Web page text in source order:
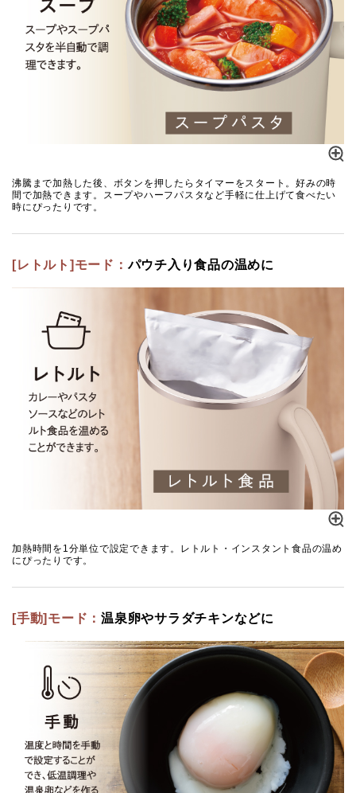
沸騰まで加熱した後、ボタンを押したらタイマーをスタート。好みの時
間で加熱できます。スープやハーフパスタなど手軽に仕上げて食べたい
時にぴったりです。
[レトルト]モード：パウチ入り食品の温めに
加熱時間を1分単位で設定できます。レトルト・インスタント食品の温め
にぴったりです。
[手動]モード： 温泉卵やサラダチキンなどに